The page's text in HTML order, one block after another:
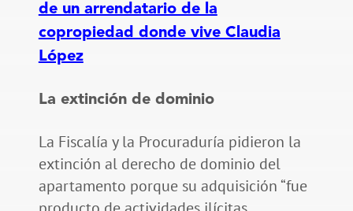
de un arrendatario de la
copropiedad donde vive Claudia
López
La extinción de dominio
La Fiscalía y la Procuraduría pidieron la
extinción al derecho de dominio del
apartamento porque su adquisición “fue